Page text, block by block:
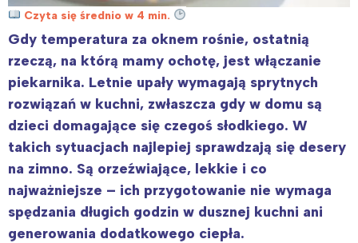
Czyta się średnio w 4 min.
Gdy temperatura za oknem rośnie, ostatnią
rzeczą, na którą mamy ochotę, jest włączanie
piekarnika. Letnie upały wymagają sprytnych
rozwiązań w kuchni, zwłaszcza gdy w domu są
dzieci domagające się czegoś słodkiego. W
takich sytuacjach najlepiej sprawdzają się desery
na zimno. Są orzeźwiające, lekkie i co
najważniejsze – ich przygotowanie nie wymaga
spędzania długich godzin w dusznej kuchni ani
generowania dodatkowego ciepła.